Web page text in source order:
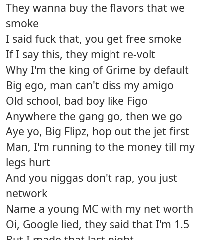
They wanna buy the flavors that we
smoke
I said fuck that, you get free smoke
If I say this, they might re-volt
Why I'm the king of Grime by default
Big ego, man can't diss my amigo
Old school, bad boy like Figo
Anywhere the gang go, then we go
Aye yo, Big Flipz, hop out the jet first
Man, I'm running to the money till my
legs hurt
And you niggas don't rap, you just
network
Name a young MC with my net worth
Oi, Google lied, they said that I'm 1.5